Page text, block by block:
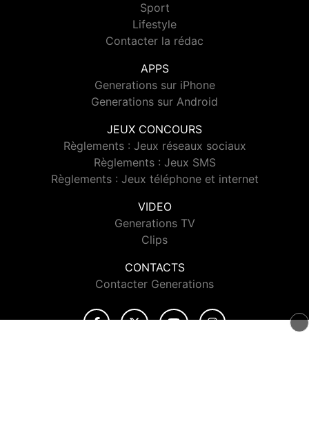
Sport
Lifestyle
Contacter la rédac
APPS
Generations sur iPhone
Generations sur Android
JEUX CONCOURS
Règlements : Jeux réseaux sociaux
Règlements : Jeux SMS
Règlements : Jeux téléphone et internet
VIDEO
Generations TV
Clips
CONTACTS
Contacter Generations